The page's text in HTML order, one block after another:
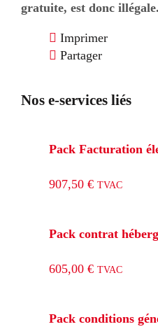
gratuite, est donc illégale.
Imprimer
Partager
Nos e-services liés
Pack Facturation
907,50 € TVAC
Pack contrat
605,00 € TVAC
Pack conditions